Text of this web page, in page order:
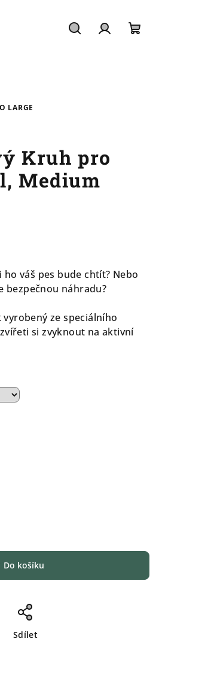
LARGE
Kruh pro
Medium
váš pes bude chtít? Nebo
bezpečnou náhradu?
ze speciálního
si zvyknout na aktivní
Do košíku
Sdílet